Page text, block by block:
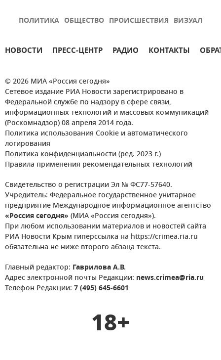
ПОЛИТИКА ОБЩЕСТВО ПРОИСШЕСТВИЯ ВИЗУАЛ
НОВОСТИ ПРЕСС-ЦЕНТР РАДИО КОНТАКТЫ
© 2026 МИА «Россия сегодня»
Сетевое издание РИА Новости зарегистрировано в
Федеральной службе по надзору в сфере связи,
информационных технологий и массовых коммуникаций
(Роскомнадзор) 08 апреля 2014 года.
Политика использования Cookie и автоматического
логирования
Политика конфиденциальности (ред. 2023 г.)
Правила применения рекомендательных технологий
Свидетельство о регистрации Эл № ФС77-57640.
Учредитель: Федеральное государственное унитарное
предприятие Международное информационное агентство
«Россия сегодня» (МИА «Россия сегодня»).
При любом использовании материалов и новостей сайта
РИА Новости Крым гиперссылка на https://crimea.ria.ru
обязательна не ниже второго абзаца текста.
Главный редактор: Гаврилова А.В.
Адрес электронной почты Редакции: news.crimea@ria.ru
Телефон Редакции: 7 (495) 645-6601
18+